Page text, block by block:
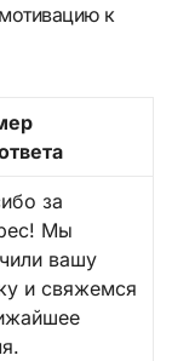
к
за
Мы
вашу
и свяжемся